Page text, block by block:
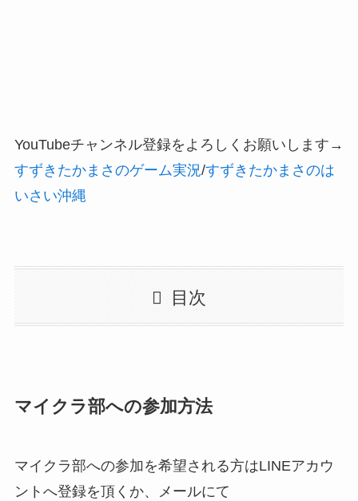
YouTubeチャンネル登録をよろしくお願いします→
すずきたかまさのゲーム実況/すずきたかまさのは
いさい沖縄
目次
マイクラ部への参加方法
マイクラ部への参加を希望される方はLINEアカウ
ントへ登録を頂くか、メールにて